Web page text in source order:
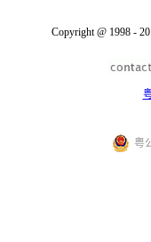
Copyright @ 1998 -
粤